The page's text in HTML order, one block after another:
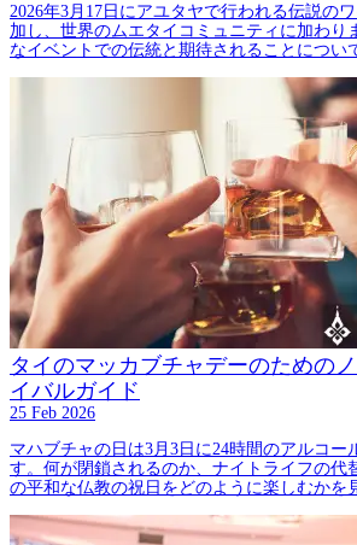
2026年3月17日にアユタヤで行われる伝説の
加し、世界のムエタイコミュニティに加わり
なイベントでの伝統と期待されることについ
タイのマッカブチャデーのための
イバルガイド
25 Feb 2026
マハブチャの日は3月3日に24時間のアルコー
す。何が閉鎖されるのか、ナイトライフの代
の平和な仏教の祝日をどのように楽しむかを